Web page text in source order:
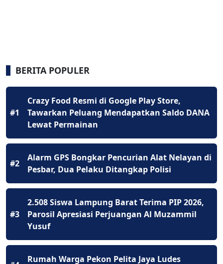
BERITA POPULER
#1
Crazy Food Resmi di Google Play Store,
Tawarkan Peluang Mendapatkan Saldo DANA
Lewat Permainan
#2
Alarm GPS Bongkar Pencurian Alat Nelayan di
Pesbar, Dua Pelaku Ditangkap Polisi
#3
2.508 Siswa Lampung Barat Terima PIP 2026,
Parosil Apresiasi Perjuangan Al Muzammil
Yusuf
Rumah Warga Pekon Pelita Jaya Ludes